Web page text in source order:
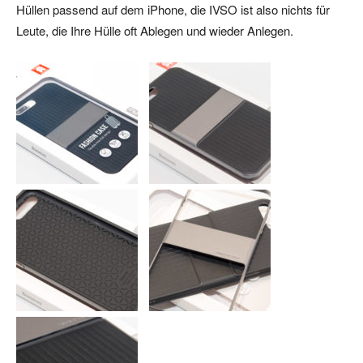
Hüllen passend auf dem iPhone, die IVSO ist also nichts für
Leute, die Ihre Hülle oft Ablegen und wieder Anlegen.